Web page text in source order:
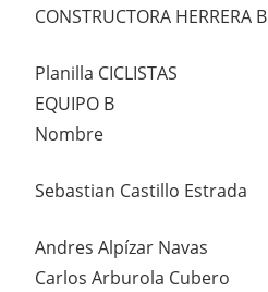
CONSTRUCTORA HERRERA B
Planilla CICLISTAS
EQUIPO B
Nombre
Sebastian Castillo Estrada
Andres Alpízar Navas
Carlos Arburola Cubero